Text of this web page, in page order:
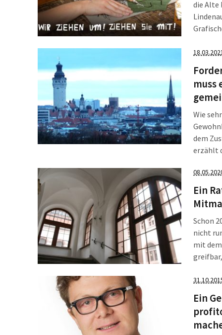
die Alte
muss
Wie
dem
erzählt
Gemeinwohl-
jetzt ein
Ein
Schon
nicht
mit
und
Ein